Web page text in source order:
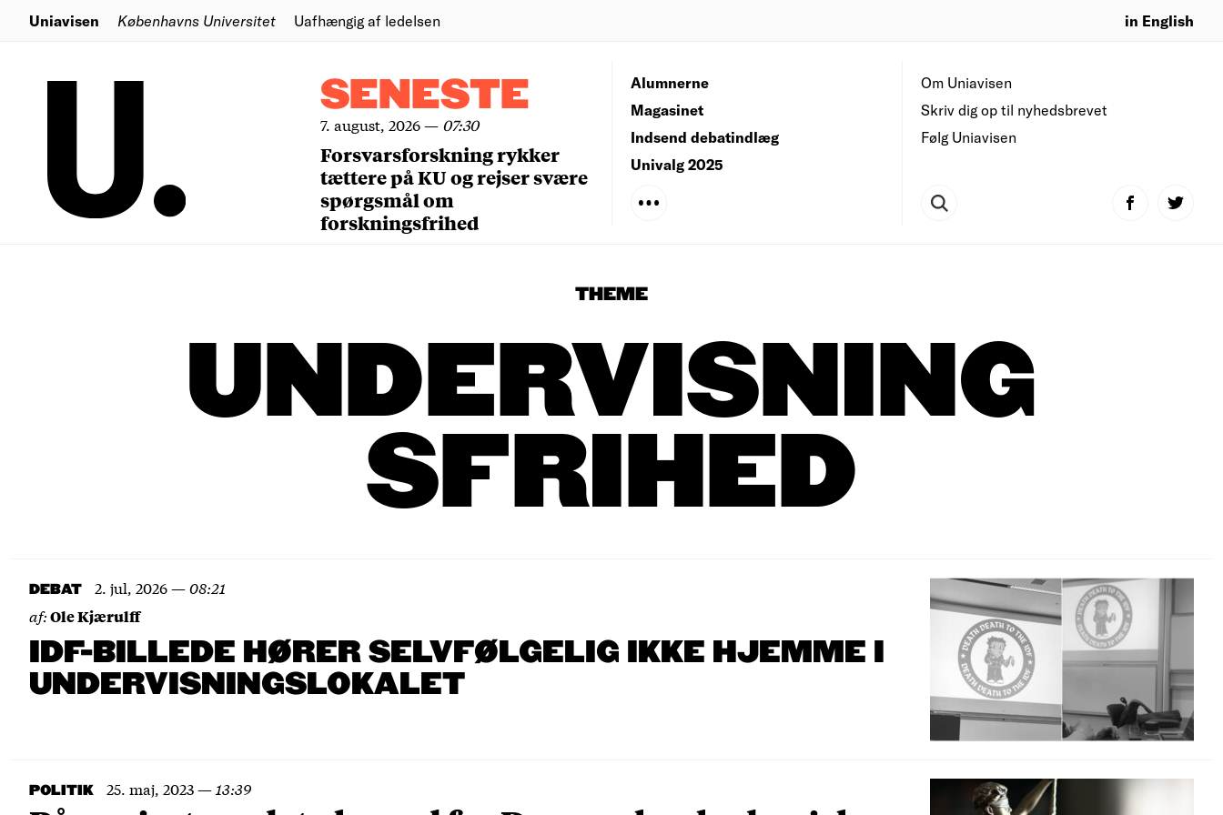
Uniavisen Københavns Universitet Uafhængig af ledelsen in English
SENESTE
7. august, 2026— 07:30
Forsvarsforskning rykker
tættere på KU og rejser svære
spørgsmål om
forskningsfrihed
Om Uniavisen
Skriv dig op til nyhedsbrevet
Følg Uniavisen
Alumnerne
Magasinet
Indsend debatindlæg
Univalg 2025
THEME
UNDERVISNING
SFRIHED
DEBAT 2. jul, 2026—08:21
af:Ole Kjærulff
IDF-BILLEDE HØRER SELVFØLGELIG IKKE HJEMME I
UNDERVISNINGSLOKALET
POLITIK 25. maj, 2023— 13:39